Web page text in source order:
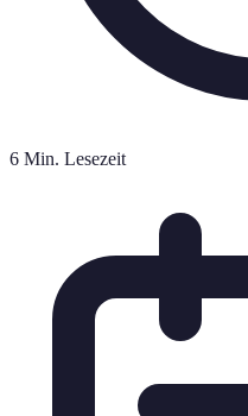
6 Min. Lesezeit